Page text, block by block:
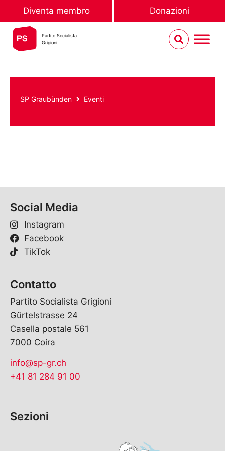
Diventa membro Donazioni
Partito Socialista
Grigioni
SP Graubünden Eventi
Social Media
Instagram
Facebook
TikTok
Contatto
Partito Socialista Grigioni
Gürtelstrasse 24
Casella postale 561
7000 Coira
info@sp-gr.ch
+41 81 284 91 00
Sezioni